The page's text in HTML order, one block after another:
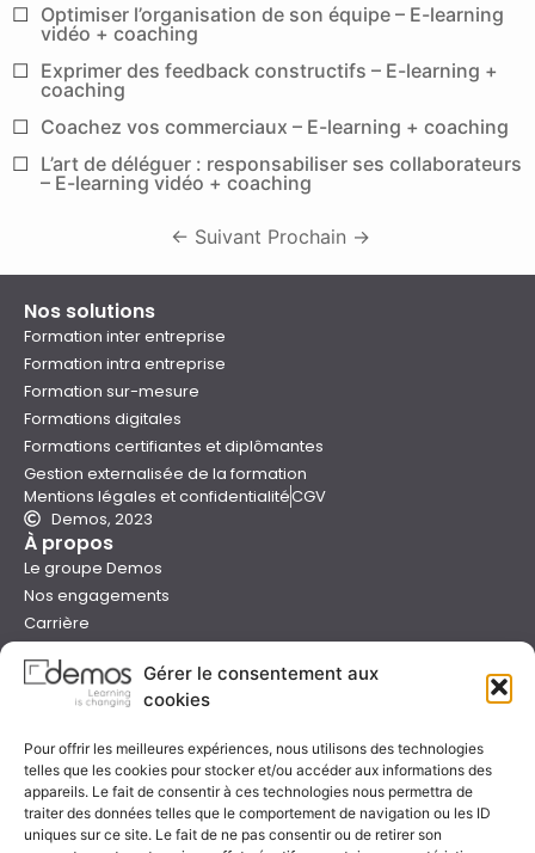
Gérer le consentement aux
cookies
Pour offrir les meilleures expériences, nous utilisons des technologies
telles que les cookies pour stocker et/ou accéder aux informations des
appareils. Le fait de consentir à ces technologies nous permettra de
traiter des données telles que le comportement de navigation ou les ID
uniques sur ce site. Le fait de ne pas consentir ou de retirer son
Optimiser l’organisation de son équipe – E-learning
vidéo + coaching
Exprimer des feedback constructifs – E-learning +
coaching
Coachez vos commerciaux – E-learning + coaching
L’art de déléguer : responsabiliser ses collaborateurs
– E-learning vidéo + coaching
← Suivant Prochain →
Nos solutions
Formation inter entreprise
Formation intra entreprise
Formation sur-mesure
Formations digitales
Formations certifiantes et diplômantes
Gestion externalisée de la formation
Mentions légales et confidentialitéCGV
Demos, 2023
À propos
Le groupe Demos
Nos engagements
Carrière
Presse
Catalogues
Aide
Nous contacter
Nous trouver
Préparer sa formation